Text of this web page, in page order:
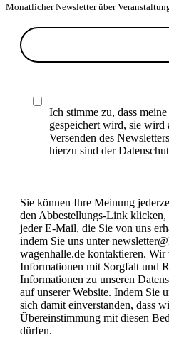
Monatlicher Newsletter über
Ich stimme zu, dass
gespeichert wird, sie wird
Versenden des
hierzu sind der
Sie können Ihre Meinung
den Abbestellungs-Link klicken,
jeder E-Mail, die Sie von uns
indem Sie uns unter
wagenhalle.de kontaktieren. Wir
Informationen mit Sorgfalt und
Informationen zu unseren
auf unserer Website. Indem Sie
sich damit einverstanden, dass
Übereinstimmung mit diesen
dürfen.